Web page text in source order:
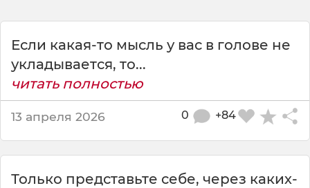
1
у
ж
Если какая-то мысль у вас в голове не
укладывается, то...
читать полностью
13 апреля 2026 +84
0
Только представьте себе, через каких-